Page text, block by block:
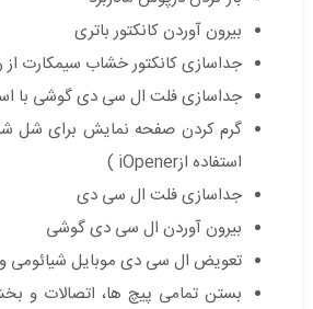
بیرون آوردن کانکتور باتری
جداسازی کانکتور خشاب سیمکارت از
جداسازی فلت ال سی دی گوشی با
گرم کردن صفحه نمایش برای شل
استفاده ازiOpener )
جداسازی فلت ال سی دی
بیرون آوردن ال سی دی گوشی
تعویض ال سی دی موبایل شیائومی
بستن تمامی پیچ ها، اتصالات و